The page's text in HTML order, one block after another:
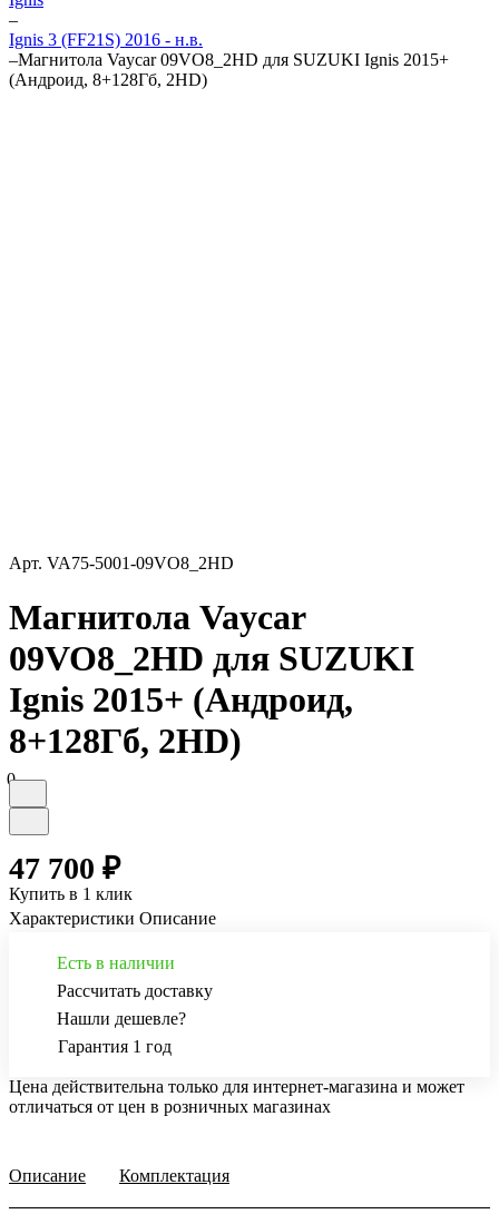
–
Ignis 3 (FF21S) 2016 - н.в.
–Магнитола Vaycar 09VO8_2HD для SUZUKI Ignis 2015+
(Андроид, 8+128Гб, 2HD)
Арт. VA75-5001-09VO8_2HD
Магнитола Vaycar
09VO8_2HD для SUZUKI
Ignis 2015+ (Андроид,
8+128Гб, 2HD)
0
47 700 ₽
Купить в 1 клик
Характеристики Описание
Есть в наличии
Рассчитать доставку
Нашли дешевле?
Гарантия 1 год
Цена действительна только для интернет-магазина и может
отличаться от цен в розничных магазинах
Описание Комплектация